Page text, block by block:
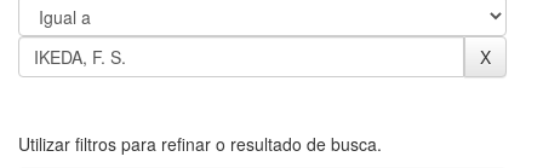
Utilizar filtros para refinar o resultado de busca.